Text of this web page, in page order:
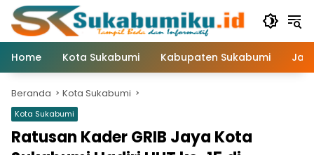
Langsung
konten
Home
Kota Sukabumi Kabupaten Sukabumi
Beranda Kota Sukabumi
Kota Sukabumi
Ratusan Kader GRIB Jaya Kota